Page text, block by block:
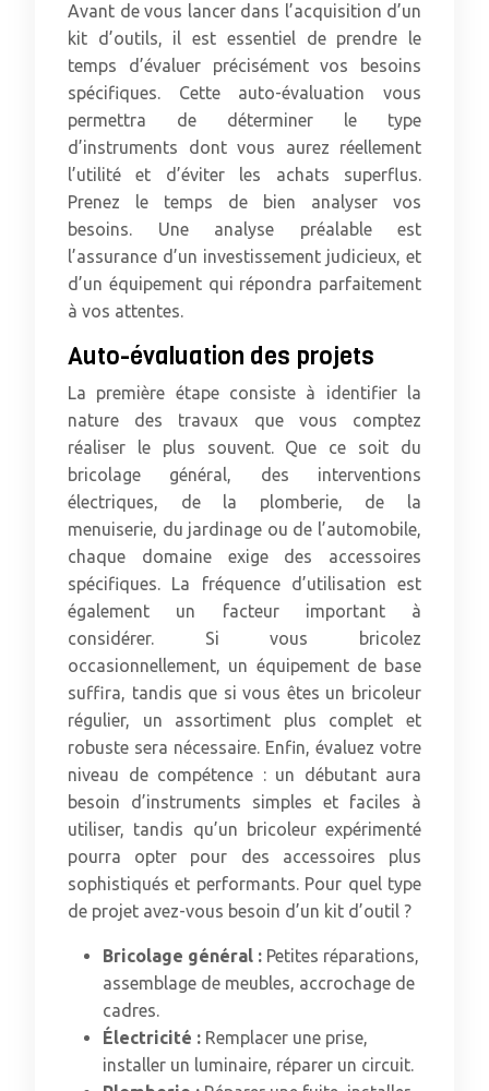
Avant de vous lancer dans l’acquisition d’un
kit d’outils, il est essentiel de prendre le
temps d’évaluer précisément vos besoins
spécifiques. Cette auto-évaluation vous
permettra de déterminer le type
d’instruments dont vous aurez réellement
l’utilité et d’éviter les achats superflus.
Prenez le temps de bien analyser vos
besoins. Une analyse préalable est
l’assurance d’un investissement judicieux, et
d’un équipement qui répondra parfaitement
à vos attentes.
Auto-évaluation des projets
La première étape consiste à identifier la
nature des travaux que vous comptez
réaliser le plus souvent. Que ce soit du
bricolage général, des interventions
électriques, de la plomberie, de la
menuiserie, du jardinage ou de l’automobile,
chaque domaine exige des accessoires
spécifiques. La fréquence d’utilisation est
également un facteur important à
considérer. Si vous bricolez
occasionnellement, un équipement de base
suffira, tandis que si vous êtes un bricoleur
régulier, un assortiment plus complet et
robuste sera nécessaire. Enfin, évaluez votre
niveau de compétence : un débutant aura
besoin d’instruments simples et faciles à
utiliser, tandis qu’un bricoleur expérimenté
pourra opter pour des accessoires plus
sophistiqués et performants. Pour quel type
de projet avez-vous besoin d’un kit d’outil ?
Bricolage général : Petites réparations,
assemblage de meubles, accrochage de
cadres.
Électricité : Remplacer une prise,
installer un luminaire, réparer un circuit.